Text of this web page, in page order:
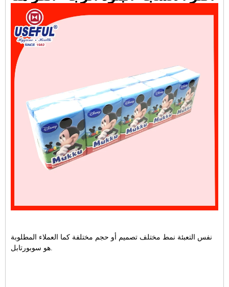
نفس التعبئة نمط مختلف تصميم أو حجم مختلفة كما العملاء المطلوبة
هو سوبورتابل.